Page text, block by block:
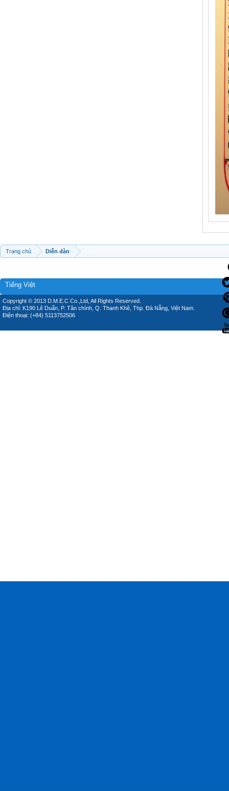
Trang chủ Diễn đàn
Tiếng Việt
Copyright © 2013 D.M.E.C Co.,Ltd, All Rights Reserved.
Địa chỉ: K190 Lê Duẩn, P. Tân chính, Q. Thanh Khê, Thp. Đà Nẵng, Việt Nam.
Điện thoại: (+84) 5113752506